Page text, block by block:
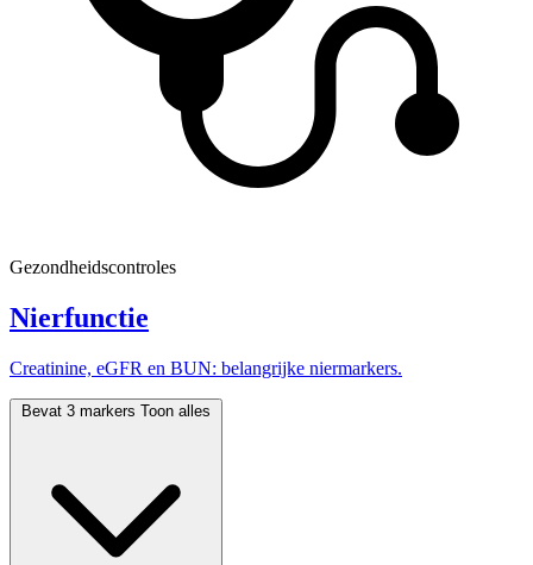
Gezondheidscontroles
Nierfunctie
Creatinine, eGFR en BUN: belangrijke niermarkers.
Bevat 3 markers Toon alles